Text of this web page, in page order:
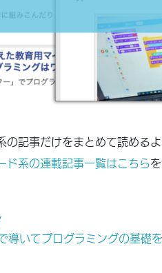
の記事だけをまとめて読める
ド系の連載記事一覧はこちら
導いてプログラミングの基礎